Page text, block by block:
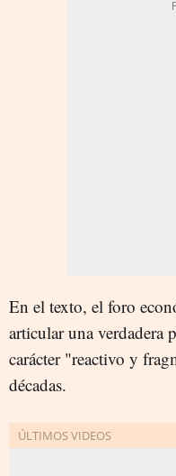
En el texto, el foro
articular una verdadera
carácter "reactivo y
décadas.